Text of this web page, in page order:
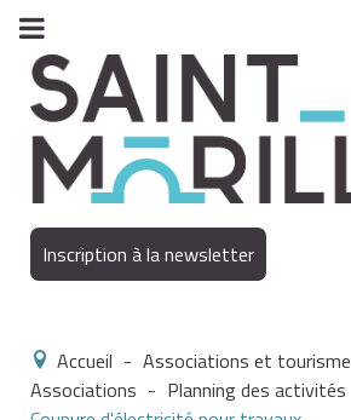
Inscription à la newsletter
Accueil - Associations et tourisme
Associations - Planning des activités